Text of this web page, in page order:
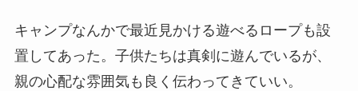
キャンプなんかで最近見かける遊べるロープも設
置してあった。子供たちは真剣に遊んでいるが、
親の心配な雰囲気も良く伝わってきていい。